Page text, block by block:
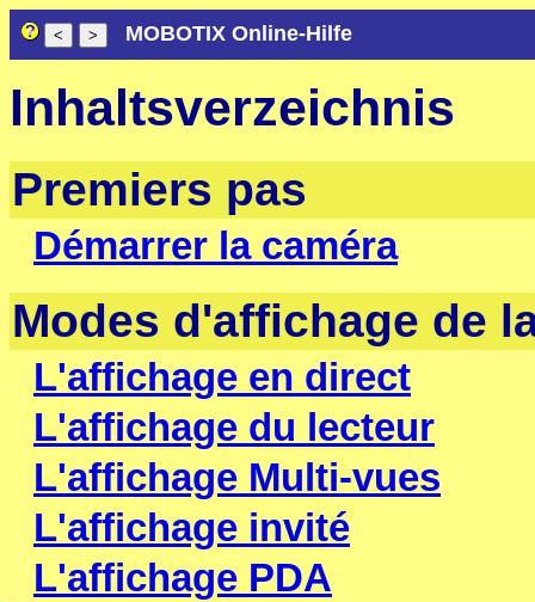
MOBOTIX Online-Hilfe
Inhaltsverzeichnis
Premiers pas
Démarrer la caméra
Modes d'affichage de
L'affichage en direct
L'affichage du lecteur
L'affichage Multi-vues
L'affichage invité
L'affichage PDA